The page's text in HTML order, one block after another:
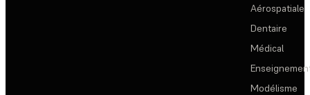
Aérospatiale
Dentaire
Médical
Modélisme